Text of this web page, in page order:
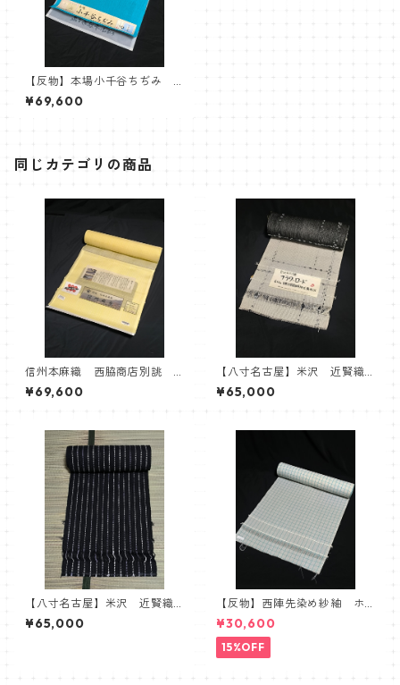
【反物】本場小千谷ちぢみ
杉山織物 小千谷縮 ターコ
イズ 水色
¥69,600
同じカテゴリの商品
信州本麻織 西脇商店別誂
信州麻布 会信織物 麻100%
¥69,600
【八寸名古屋】米沢 近賢織
物 B反 おしゃれ八寸帯 フ
ラワーロード モノクロ
¥65,000
【八寸名古屋】米沢 近賢織
物 おしゃれ八寸帯 流星
¥65,000
【反物】西陣先染め紗紬 ホ
ワイト 水色 チェック 紗
紬 夏衣
¥30,600
15%OFF